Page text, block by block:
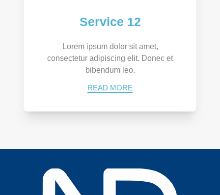
Service 12
Lorem ipsum dolor sit amet,
consectetur adipiscing elit. Donec et
bibendum leo.
READ MORE